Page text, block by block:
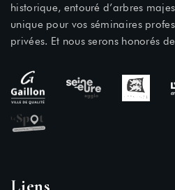
historique, entouré d’arbres
unique pour vos séminaires
privées. Et nous serons honorés